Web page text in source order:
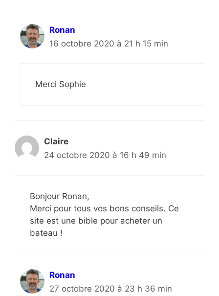
Ronan
16 octobre 2020 à 21 h 15 min
Merci Sophie
Claire
24 octobre 2020 à 16 h 49 min
Bonjour Ronan,
Merci pour tous vos bons conseils. Ce
site est une bible pour acheter un
bateau !
Ronan
27 octobre 2020 à 23 h 36 min